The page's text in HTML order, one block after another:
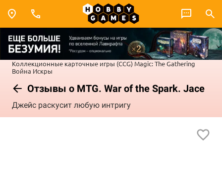
Коллекционные карточные игры (CCG) Magic: The Gathering
Война Искры
Отзывы о MTG. War of the Spark. Jace
Джейс раскусит любую интригу